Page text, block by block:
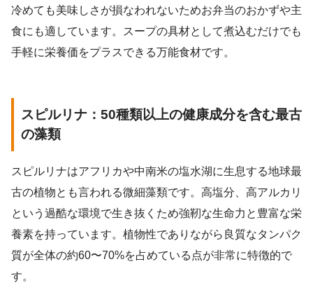
冷めても美味しさが損なわれないためお弁当のおかずや主
食にも適しています。スープの具材として煮込むだけでも
手軽に栄養価をプラスできる万能食材です。
スピルリナ：50種類以上の健康成分を含む最古
の藻類
スピルリナはアフリカや中南米の塩水湖に生息する地球最
古の植物とも言われる微細藻類です。高塩分、高アルカリ
という過酷な環境で生き抜くため強靭な生命力と豊富な栄
養素を持っています。植物性でありながら良質なタンパク
質が全体の約60〜70%を占めている点が非常に特徴的で
す。